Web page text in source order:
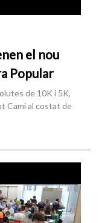
el nou
Popular
de 10K i 5K,
Camí al costat de